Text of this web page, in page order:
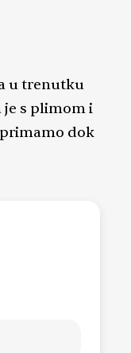
u trenutku
je s plimom i
dok